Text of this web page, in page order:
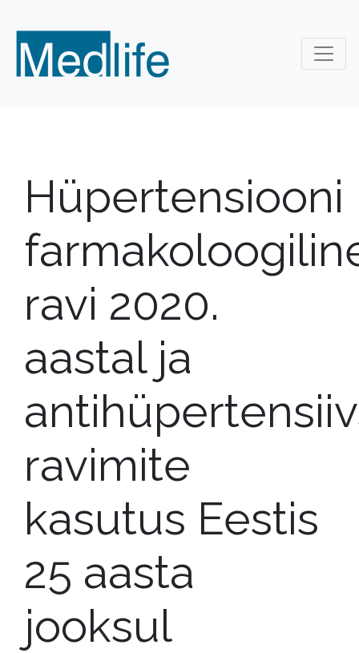
Hüpertensiooni
ravi 2020.
aastal ja
ravimite
kasutus Eestis
25 aasta
jooksul